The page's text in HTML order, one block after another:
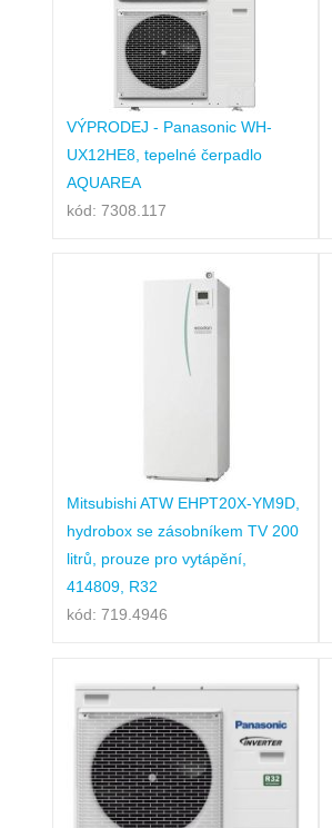
VÝPRODEJ - Panasonic WH-
UX12HE8, tepelné čerpadlo
AQUAREA
kód: 7308.117
Mitsubishi ATW EHPT20X-YM9D,
hydrobox se zásobníkem TV 200
litrů, prouze pro vytápění,
414809, R32
kód: 719.4946